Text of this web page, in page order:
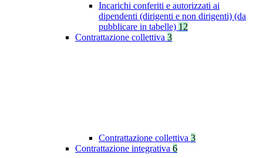
Incarichi conferiti e autorizzati ai
dipendenti (dirigenti e non dirigenti) (da
pubblicare in tabelle) 12
Contrattazione collettiva 3
Contrattazione collettiva 3
Contrattazione integrativa 6